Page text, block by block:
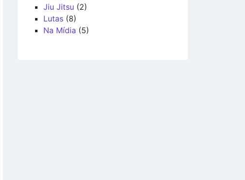
Jiu Jitsu (2)
Lutas (8)
Na Mídia (5)